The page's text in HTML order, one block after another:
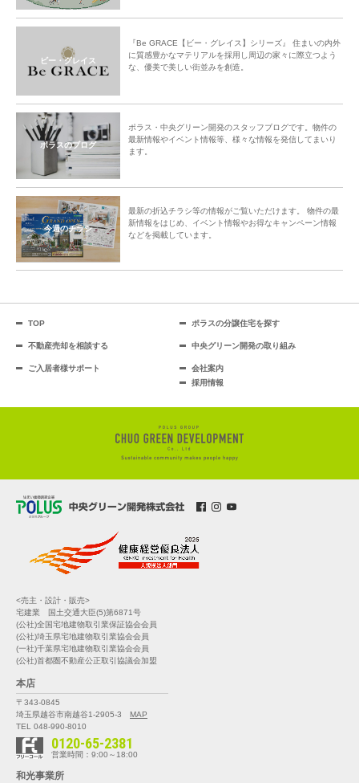
ビー・グレイス
『Be GRACE【ビー・グレイス】シリーズ』 住まいの内外
に質感豊かなマテリアルを採用し周辺の家々に際立つよう
な、優美で美しい街並みを創造。
ポラスのブログ
ポラス・中央グリーン開発のスタッフブログです。物件の
最新情報やイベント情報等、様々な情報を発信してまいり
ます。
今週のチラシ
最新の折込チラシ等の情報がご覧いただけます。 物件の最
新情報をはじめ、イベント情報やお得なキャンペーン情報
などを掲載しています。
TOP ポラスの分譲住宅を探す
不動産売却を相談する 中央グリーン開発の取り組み
ご入居者様サポート
会社案内
採用情報
<売主・設計・販売>
宅建業 国土交通大臣(5)第6871号
(公社)全国宅地建物取引業保証協会会員
(公社)埼玉県宅地建物取引業協会会員
(一社)千葉県宅地建物取引業協会会員
(公社)首都圏不動産公正取引協議会加盟
本店
〒343-0845
埼玉県越谷市南越谷1-2905-3
MAP
TEL 048-990-8010
0120-65-2381
営業時間：9:00～18:00
和光事業所